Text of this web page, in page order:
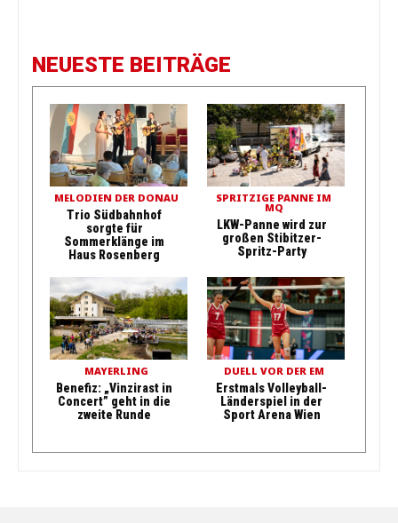
NEUESTE BEITRÄGE
MELODIEN DER DONAU
Trio Südbahnhof
sorgte für
Sommerklänge im
Haus Rosenberg
SPRITZIGE PANNE IM
MQ
LKW-Panne wird zur
großen Stibitzer-
Spritz-Party
MAYERLING
Benefiz: „Vinzirast in
Concert” geht in die
zweite Runde
DUELL VOR DER EM
Erstmals Volleyball-
Länderspiel in der
Sport Arena Wien